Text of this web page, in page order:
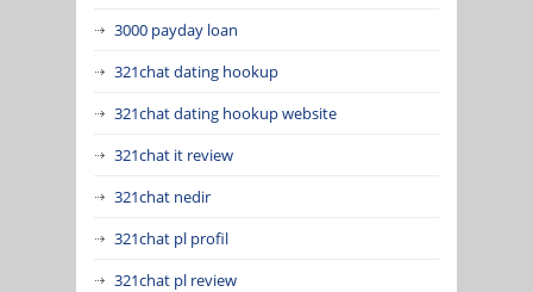
3000 payday loan
321chat dating hookup
321chat dating hookup website
321chat it review
321chat nedir
321chat pl profil
321chat pl review